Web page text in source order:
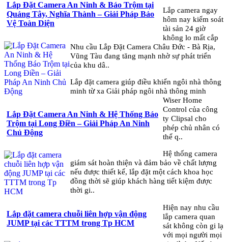
Lắp Đặt Camera An Ninh & Báo Trộm tại
Quảng Tây, Nghĩa Thành – Giải Pháp Bảo
Vệ Toàn Diện
Lắp Đặt Camera An Ninh & Hệ Thống Báo
Trộm tại Long Điền – Giải Pháp An Ninh
Chủ Động
Lắp đặt camera chuỗi liên hợp vận động
JUMP tại các TTTM trong Tp HCM
Lắp camera ngay
hôm nay kiểm soát
tài sản 24 giờ
không lo mất cắp
Nhu cầu Lắp Đặt Camera Châu Đức - Bà Rịa,
Vũng Tàu đang tăng mạnh nhờ sự phát triển
của khu dâ..
Lắp đặt camera giúp điều khiển ngôi nhà thông
minh từ xa Giải pháp ngôi nhà thông minh
Wiser Home
Control của công
ty Clipsal cho
phép chủ nhân có
thể q..
Hệ thống camera
giám sát hoàn thiện và đảm bảo về chất lượng
nếu được thiết kế, lắp đặt một cách khoa học
đồng thời sẽ giúp khách hàng tiết kiệm được
thời gi..
Hiện nay nhu cầu
lắp camera quan
sát không còn gi lạ
với mọi người mọi